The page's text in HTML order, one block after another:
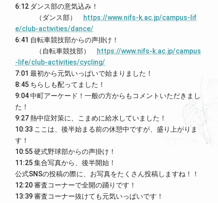
6:12 ダンス部の意気込み！
（ダンス部）
https://www.nifs-k.ac.jp/campus-lif
e/club-activities/dance/
6:41 自転車競技部からの声掛け！
（自転車競技部）
https://www.nifs-k.ac.jp/campus
-life/club-activities/cycling/
7:01 最初から元気いっぱいで始まりました！
8:45 ちらしも配ってました！
9:04 中町アーケード！一般の方からもコメントいただきまし
た！
9:27 熱中症対策に、こまめに給水していました！
10:33 ここは、後半始まる前の休憩中ですが、盛り上がりま
す！
10:55 硬式野球部からの声掛け！
11:25 集合写真から、後半開始！
公式SNSの投稿の際に、お写真をたくさん投稿しますね！！
12:20 審査コーナーで全開の踊りです！
13:39 審査コーナー抜けても元気いっぱいです！